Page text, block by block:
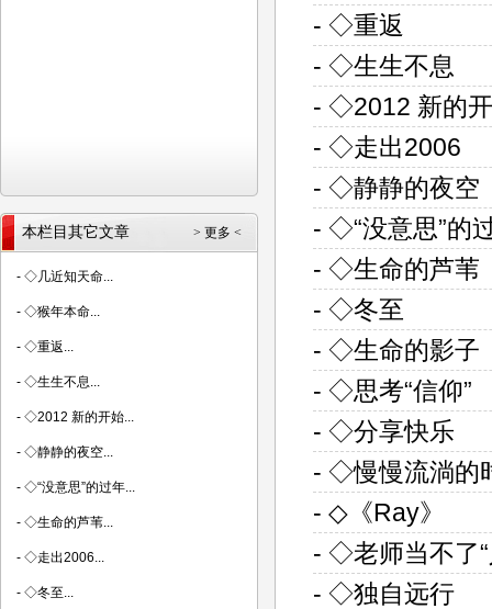
- ◇重返
- ◇生生不息
- ◇2012 新的
- ◇走出2006
- ◇静静的夜空
- ◇“没意思”的
- ◇生命的芦苇
- ◇冬至
- ◇生命的影子
- ◇思考“信仰”
- ◇分享快乐
- ◇慢慢流淌的
- ◇《Ray》
- ◇老师当不了
- ◇独自远行
> 更多 <
本栏目其它文章
- ◇几近知天命...
- ◇猴年本命...
- ◇重返...
- ◇生生不息...
- ◇2012 新的开始...
- ◇静静的夜空...
- ◇“没意思”的过年...
- ◇生命的芦苇...
- ◇走出2006...
- ◇冬至...